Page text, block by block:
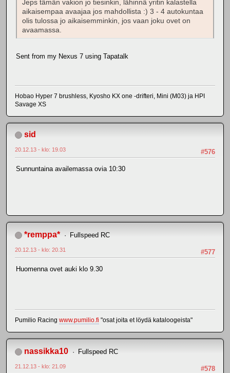
Jeps tämän vakion jo tiesinkin, lähinnä yritin kalastella
aikaisempaa avaajaa jos mahdollista :) 3 - 4 autokuntaa
olis tulossa jo aikaisemminkin, jos vaan joku ovet on
avaamassa.
Sent from my Nexus 7 using Tapatalk
Hobao Hyper 7 brushless, Kyosho KX one -drifteri, Mini (M03) ja HPI
Savage XS
sid
#576
20.12.13 - klo: 19.03
Sunnuntaina availemassa ovia 10:30
*remppa* Fullspeed RC
#577
20.12.13 - klo: 20.31
Huomenna ovet auki klo 9.30
Pumilio Racing www.pumilio.fi "osat joita et löydä kataloogeista"
nassikka10 Fullspeed RC
#578
21.12.13 - klo: 21.09